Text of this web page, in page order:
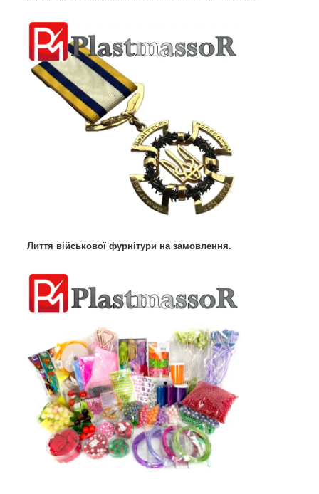
Лиття військової фурнітури на замовлення.